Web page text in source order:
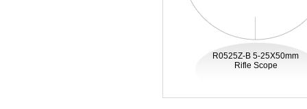
R0525Z-B 5-25X50mm
Rifle Scope